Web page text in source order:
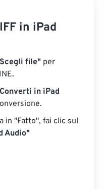
in iPad
file" per
in iPad
in "Fatto", fai clic sul
Audio"